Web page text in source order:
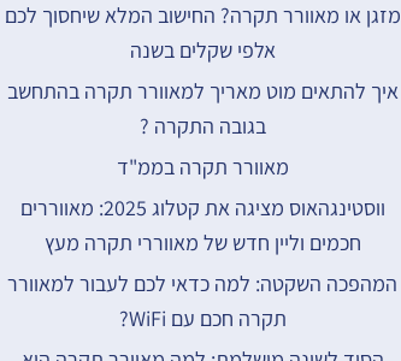
מזגן או מאוורר תקרה? החישוב המלא שיחסוך לכם
אלפי שקלים בשנה
איך להתאים מוט מאריך למאוורר תקרה בהתחשב
בגובה התקרה ?
מאוורר תקרה בממ"ד
ווסטינגהאוס מציגה את קטלוג 2025: מאווררים
חכמים וליין חדש של מאווררי תקרה מעץ
המהפכה השקטה: למה כדאי לכם לעבור למאוורר
תקרה חכם עם WiFi?